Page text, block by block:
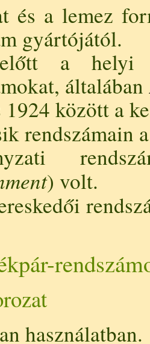
és a lemez
gyártójától.
a helyi
általában
1924 között a
rendszámain
) volt.
használatban.